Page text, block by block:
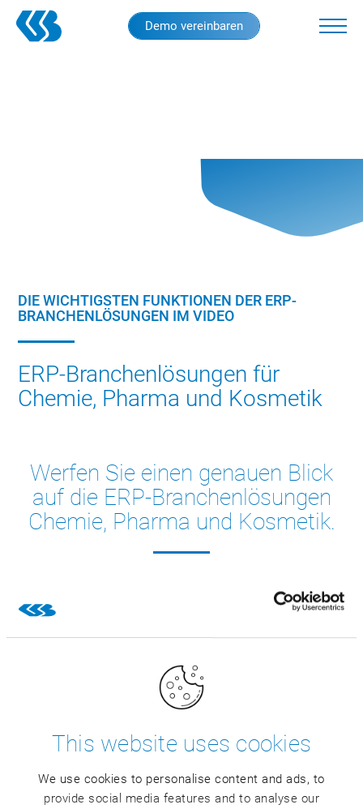
This website uses cookies
We use cookies to personalise content and ads, to
provide social media features and to analyse our
Skip
Demo vereinbaren
DIE WICHTIGSTEN FUNKTIONEN DER ERP-
BRANCHENLÖSUNGEN IM VIDEO
ERP-Branchenlösungen für
Chemie, Pharma und Kosmetik
Werfen Sie einen genauen Blick
auf die ERP-Branchenlösungen
Chemie, Pharma und Kosmetik.
Funktionen an, zum Beispiel Gebindeverwaltung,